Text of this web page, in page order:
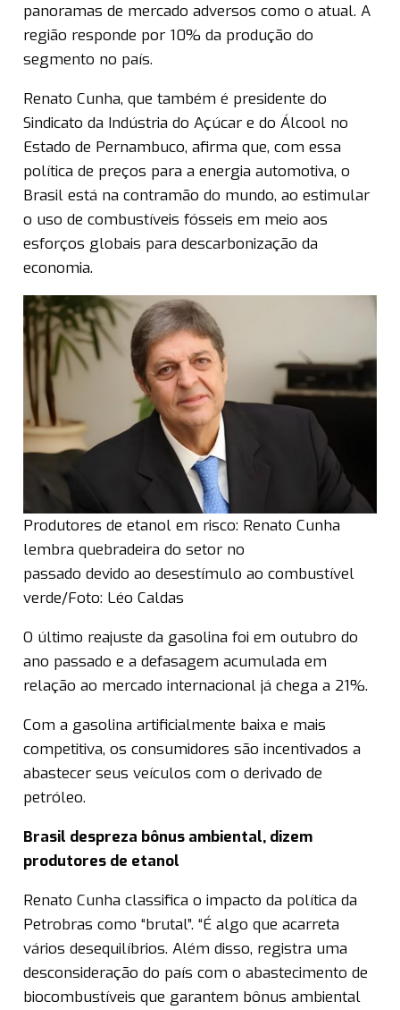
panoramas de mercado adversos como o atual. A
região responde por 10% da produção do
segmento no país.
Renato Cunha, que também é presidente do
Sindicato da Indústria do Açúcar e do Álcool no
Estado de Pernambuco, afirma que, com essa
política de preços para a energia automotiva, o
Brasil está na contramão do mundo, ao estimular
o uso de combustíveis fósseis em meio aos
esforços globais para descarbonização da
economia.
Produtores de etanol em risco: Renato Cunha
lembra quebradeira do setor no
passado devido ao desestímulo ao combustível
verde/Foto: Léo Caldas
O último reajuste da gasolina foi em outubro do
ano passado e a defasagem acumulada em
relação ao mercado internacional já chega a 21%.
Com a gasolina artificialmente baixa e mais
competitiva, os consumidores são incentivados a
abastecer seus veículos com o derivado de
petróleo.
Brasil despreza bônus ambiental, dizem
produtores de etanol
Renato Cunha classifica o impacto da política da
Petrobras como “brutal”. “É algo que acarreta
vários desequilíbrios. Além disso, registra uma
desconsideração do país com o abastecimento de
biocombustíveis que garantem bônus ambiental